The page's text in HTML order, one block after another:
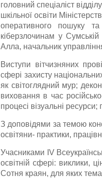
головний спеціаліст
шкільної освіти
оперативного пошуку та
кіберзлочинам у
Алла, начальник
Виступи вітчизняних
сфері захисту
як світоглядний мур;
виховання в час
процесі візуальні
З доповідями за темою
освітяни- практики,
Учасниками ІV
освітній сфері: виклики,
Сотня краян, для яких тема